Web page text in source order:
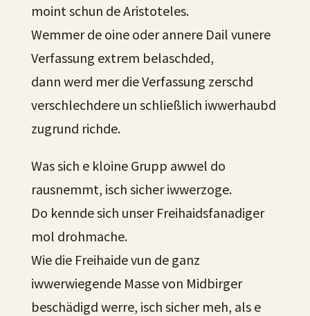
moint schun de Aristoteles.
Wemmer de oine oder annere Dail vunere
Verfassung extrem belaschded,
dann werd mer die Verfassung zerschd
verschlechdere un schließlich iwwerhaubd
zugrund richde.
Was sich e kloine Grupp awwel do
rausnemmt, isch sicher iwwerzoge.
Do kennde sich unser Freihaidsfanadiger
mol drohmache.
Wie die Freihaide vun de ganz
iwwerwiegende Masse von Midbirger
beschädigd werre, isch sicher meh, als e